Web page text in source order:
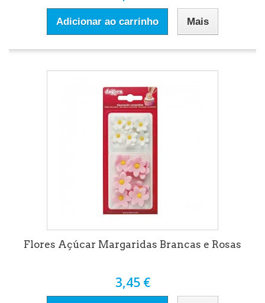
Adicionar ao carrinho Mais
Flores Açúcar Margaridas Brancas e Rosas
3,45 €